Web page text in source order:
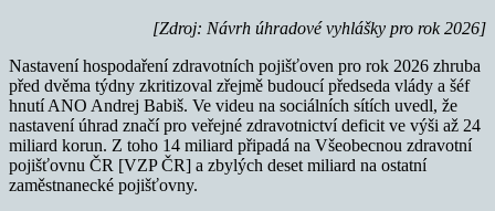
[Zdroj: Návrh úhradové vyhlášky pro rok 2026]
Nastavení hospodaření zdravotních pojišťoven pro rok 2026 zhruba
před dvěma týdny zkritizoval zřejmě budoucí předseda vlády a šéf
hnutí ANO Andrej Babiš. Ve videu na sociálních sítích uvedl, že
nastavení úhrad značí pro veřejné zdravotnictví deficit ve výši až 24
miliard korun. Z toho 14 miliard připadá na Všeobecnou zdravotní
pojišťovnu ČR [VZP ČR] a zbylých deset miliard na ostatní
zaměstnanecké pojišťovny.